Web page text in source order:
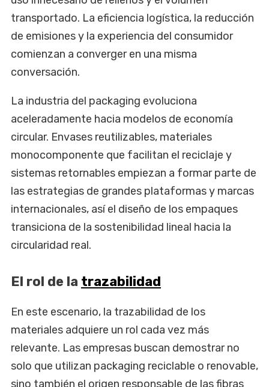
transportado. La eficiencia logística, la reducción
de emisiones y la experiencia del consumidor
comienzan a converger en una misma
conversación.
La industria del packaging evoluciona
aceleradamente hacia modelos de economía
circular. Envases reutilizables, materiales
monocomponente que facilitan el reciclaje y
sistemas retornables empiezan a formar parte de
las estrategias de grandes plataformas y marcas
internacionales, así el diseño de los empaques
transiciona de la sostenibilidad lineal hacia la
circularidad real.
El rol de la trazabilidad
En este escenario, la trazabilidad de los
materiales adquiere un rol cada vez más
relevante. Las empresas buscan demostrar no
solo que utilizan packaging reciclable o renovable,
sino también el origen responsable de las fibras